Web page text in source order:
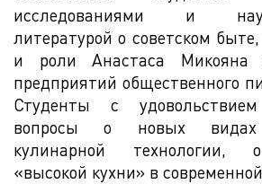
исследованиями и
литературой о советском быте,
и роли Анастаса Микояна
предприятий общественного
Студенты с
вопросы о новых видах
кулинарной технологии,
«высокой кухни» в